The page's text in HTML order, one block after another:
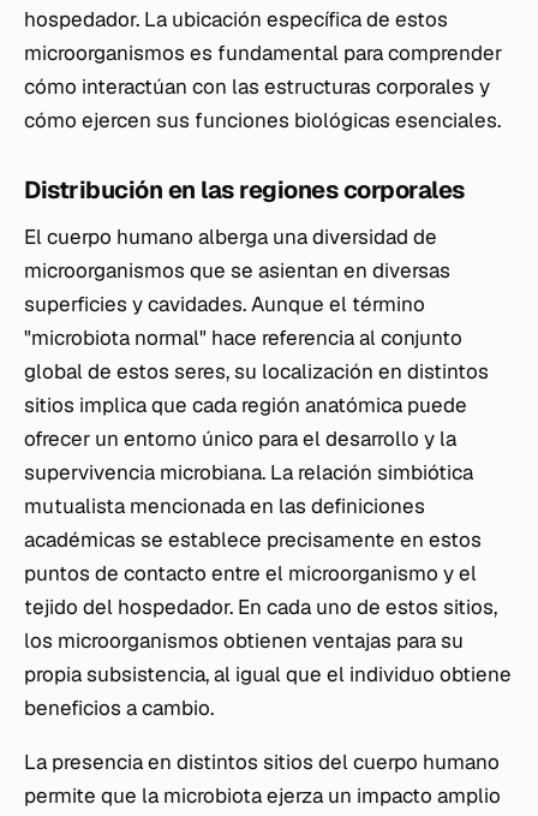
hospedador. La ubicación específica de estos
microorganismos es fundamental para comprender
cómo interactúan con las estructuras corporales y
cómo ejercen sus funciones biológicas esenciales.
Distribución en las regiones corporales
El cuerpo humano alberga una diversidad de
microorganismos que se asientan en diversas
superficies y cavidades. Aunque el término
"microbiota normal" hace referencia al conjunto
global de estos seres, su localización en distintos
sitios implica que cada región anatómica puede
ofrecer un entorno único para el desarrollo y la
supervivencia microbiana. La relación simbiótica
mutualista mencionada en las definiciones
académicas se establece precisamente en estos
puntos de contacto entre el microorganismo y el
tejido del hospedador. En cada uno de estos sitios,
los microorganismos obtienen ventajas para su
propia subsistencia, al igual que el individuo obtiene
beneficios a cambio.
La presencia en distintos sitios del cuerpo humano
permite que la microbiota ejerza un impacto amplio